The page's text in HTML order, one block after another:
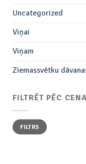
Uncategorized
Viņai
Viņam
Ziemassvētku
FILTRĒT PĒC
Min.
cena
Maks.
cenaFILTRS